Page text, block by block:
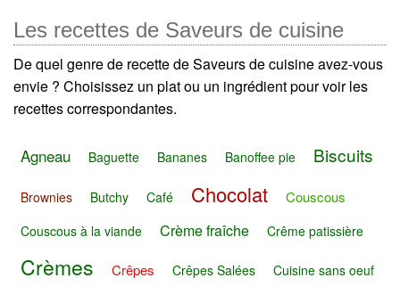
Les recettes de Saveurs de cuisine
De quel genre de recette de Saveurs de cuisine avez-vous
envie ? Choisissez un plat ou un ingrédient pour voir les
recettes correspondantes.
Agneau Baguette Bananes Banoffee pie Biscuits
Brownies Butchy Café Chocolat Couscous
Couscous à la viande Crème fraîche Crême patissière
Crèmes Crêpes Crêpes Salées
Cuisine sans oeuf